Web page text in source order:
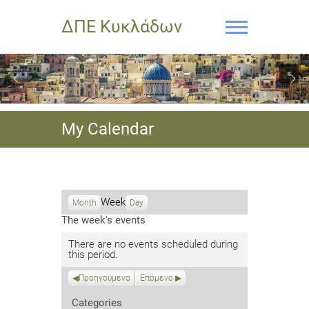
ΔΠΕ Κυκλάδων
My Calendar
Month Week Day
The week's events
There are no events scheduled during
this period.
Προηγούμενο Επόμενο
Categories